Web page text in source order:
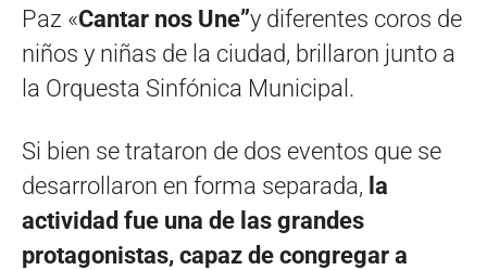
Paz «Cantar nos Une”y diferentes coros de
niños y niñas de la ciudad, brillaron junto a
la Orquesta Sinfónica Municipal.
Si bien se trataron de dos eventos que se
desarrollaron en forma separada, la
actividad fue una de las grandes
protagonistas, capaz de congregar a